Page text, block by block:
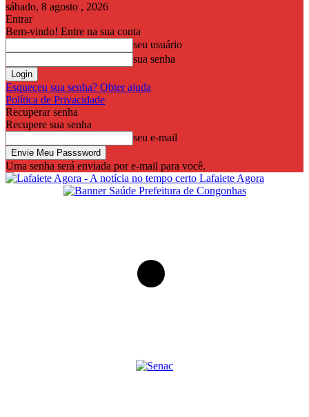
sábado, 8 agosto , 2026
Entrar
Bem-vindo! Entre na sua conta
seu usuário
sua senha
Esqueceu sua senha? Obter ajuda
Política de Privacidade
Recuperar senha
Recupere sua senha
seu e-mail
Uma senha será enviada por e-mail para você.
Lafaiete Agora